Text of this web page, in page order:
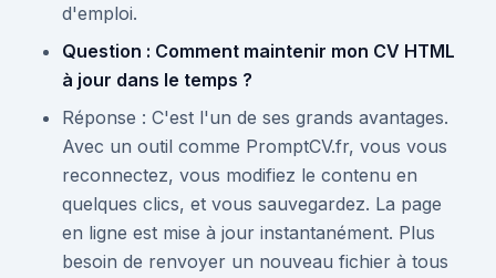
d'emploi.
Question : Comment maintenir mon CV HTML
à jour dans le temps ?
Réponse : C'est l'un de ses grands avantages.
Avec un outil comme PromptCV.fr, vous vous
reconnectez, vous modifiez le contenu en
quelques clics, et vous sauvegardez. La page
en ligne est mise à jour instantanément. Plus
besoin de renvoyer un nouveau fichier à tous